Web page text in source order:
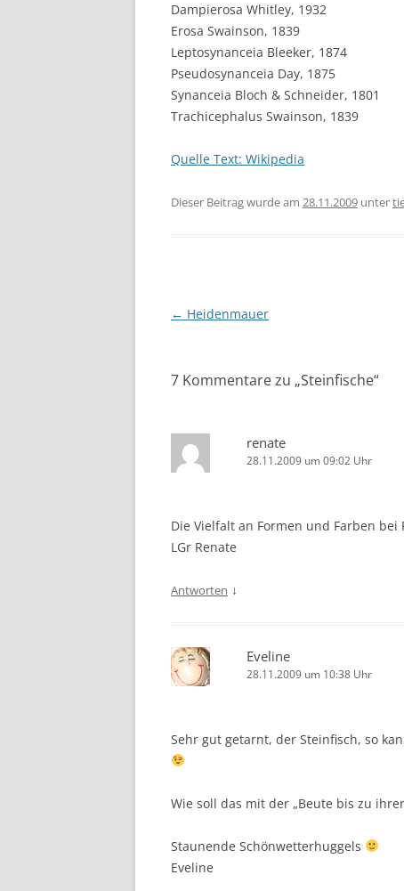
Dampierosa Whitley, 1932
Erosa Swainson, 1839
Leptosynanceia Bleeker, 1874
Pseudosynanceia Day, 1875
Synanceia Bloch & Schneider, 1801
Trachicephalus Swainson, 1839
Quelle Text: Wikipedia
Dieser Beitrag wurde am 28.11.2009 unter
Beitragsnavigation
← Heidenmauer
7 Kommentare zu „Steinfische“
renate
28.11.2009 um 09:02 Uhr
Die Vielfalt an Formen und Farben
LGr Renate
Antworten ↓
Eveline
28.11.2009 um 10:38 Uhr
Sehr gut getarnt, der Steinfisch, so
Wie soll das mit der „Beute bis zu
Staunende Schönwetterhuggels
Eveline